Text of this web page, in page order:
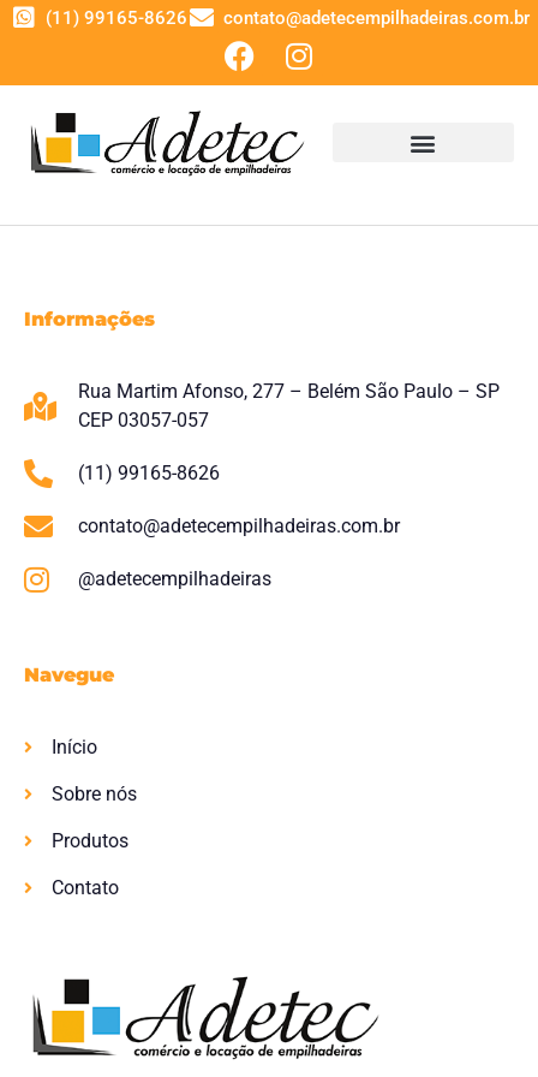
(11) 99165-8626 contato@adetecempilhadeiras.com.br
Navegue
Início
Sobre nós
Produtos
Contato
Informações
Rua Martim Afonso, 277 – Belém São Paulo – SP
CEP 03057-057
(11) 99165-8626
contato@adetecempilhadeiras.com.br
@adetecempilhadeiras